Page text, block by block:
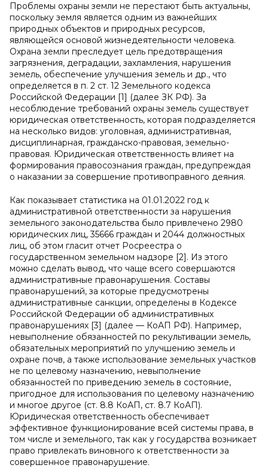
Проблемы охраны земли не перестают быть актуальны,
поскольку земля является одним из важнейших
природных объектов и природных ресурсов,
являющейся основой жизнедеятельности человека.
Охрана земли преследует цель предотвращения
загрязнения, деградации, захламления, нарушения
земель, обеспечение улучшения земель и др., что
определяется в п. 2 ст. 12 Земельного кодекса
Российской Федерации [1] (далее ЗК РФ). За
несоблюдение требований охраны земель существует
юридическая ответственность, которая подразделяется
на несколько видов: уголовная, административная,
дисциплинарная, гражданско-правовая, земельно-
правовая. Юридическая ответственность влияет на
формирования правосознания граждан, предупреждая
о наказании за совершение противоправного деяния.
Как показывает статистика на 01.01.2022 год к
административной ответственности за нарушения
земельного законодательства было привлечено 2980
юридических лиц, 35666 граждан и 2044 должностных
лиц, об этом гласит отчет Росреестра о
государственном земельном надзоре [2]. Из этого
можно сделать вывод, что чаще всего совершаются
административные правонарушения. Составы
правонарушений, за которые предусмотрены
административные санкции, определены в Кодексе
Российской Федерации об административных
правонарушениях [3] (далее — КоАП РФ). Например,
невыполнение обязанностей по рекультивации земель,
обязательных мероприятий по улучшению земель и
охране почв, а также использование земельных участков
не по целевому назначению, невыполнение
обязанностей по приведению земель в состояние,
пригодное для использования по целевому назначению
и многое другое (ст. 8.8 КоАП, ст. 8.7 КоАП).
Юридическая ответственность обеспечивает
эффективное функционирование всей системы права, в
том числе и земельного, так как у государства возникает
право привлекать виновного к ответственности за
совершенное правонарушение.